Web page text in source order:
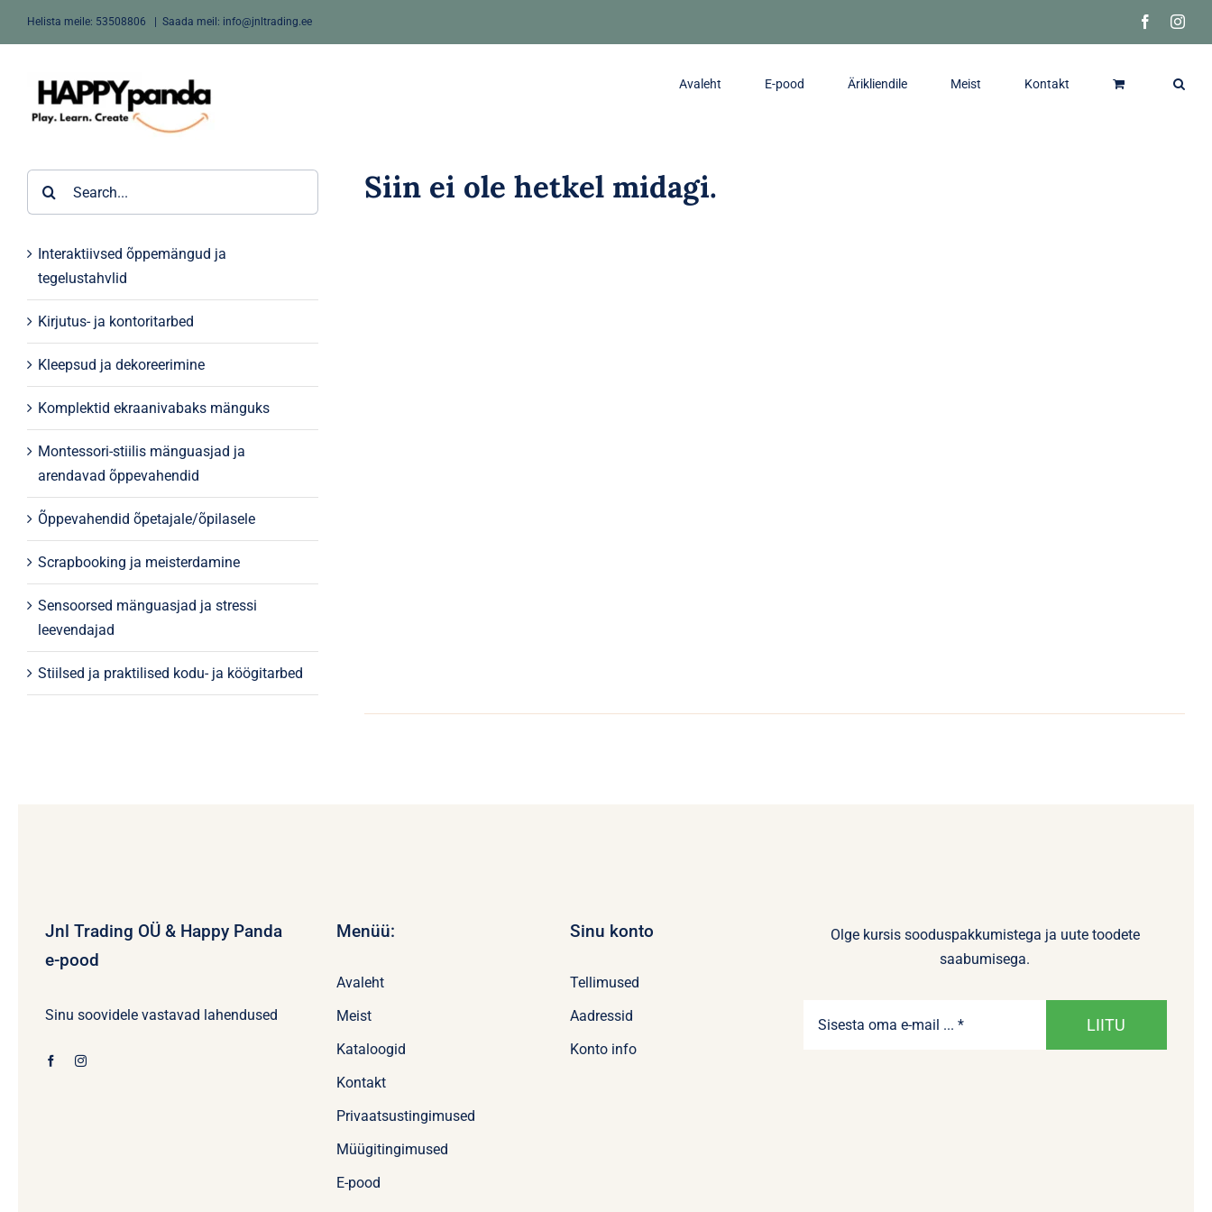
Helista meile: 53508806 Saada meil: info@jnltrading.ee Facebook
Avaleht E-pood Ärikliendile Meist Kontakt
Interaktiivsed õppemängud ja
tegelustahvlid
Kirjutus- ja kontoritarbed
Kleepsud ja dekoreerimine
Komplektid ekraanivabaks mänguks
Montessori-stiilis mänguasjad ja
arendavad õppevahendid
Õppevahendid õpetajale/õpilasele
Scrapbooking ja meisterdamine
Sensoorsed mänguasjad ja stressi
leevendajad
Stiilsed ja praktilised kodu- ja köögitarbed
Siin ei ole hetkel midagi.
Jnl Trading OÜ & Happy Panda
e-pood
Sinu soovidele vastavad lahendused
Menüü:
Avaleht
Meist
Kataloogid
Kontakt
Privaatsustingimused
Müügitingimused
E-pood
Sinu konto
Tellimused
Aadressid
Konto info
Olge kursis sooduspakkumistega ja uute toodete
saabumisega.
LIITU